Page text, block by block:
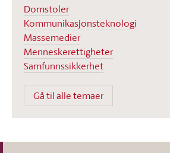
Domstoler
Kommunikasjonsteknologi
Massemedier
Menneskerettigheter
Samfunnssikkerhet
Gå til alle temaer